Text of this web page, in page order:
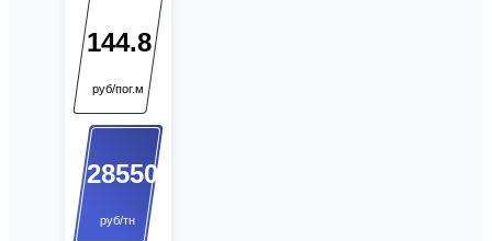
144.8
руб/пог.м
28550
руб/тн